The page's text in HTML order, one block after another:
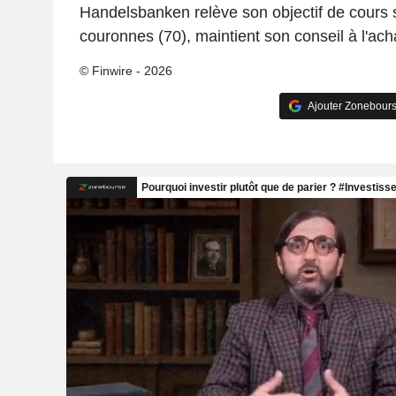
Handelsbanken relève son objectif de cours
couronnes (70), maintient son conseil à
© Finwire - 2026
Ajouter